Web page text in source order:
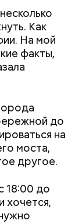
Как
На мой
факты,
до
на
моста,
другое.
18:00 до
хочется,